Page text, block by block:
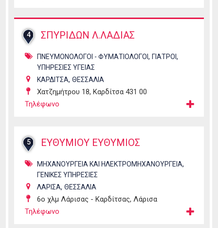
4 ΣΠΥΡΙΔΩΝ Λ.ΛΑΔΙΑΣ
ΠΝΕΥΜΟΝΟΛΟΓΟΙ - ΦΥΜΑΤΙΟΛΟΓΟΙ , ΓΙΑΤΡΟΙ ,
ΥΠΗΡΕΣΙΕΣ ΥΓΕΙΑΣ
ΚΑΡΔΙΤΣΑ, ΘΕΣΣΑΛΙΑ
Χατζημήτρου 18, Καρδίτσα 431 00
Τηλέφωνο
5 ΕΥΘΥΜΙΟΥ ΕΥΘΥΜΙΟΣ
ΜΗΧΑΝΟΥΡΓΕΙΑ ΚΑΙ ΗΛΕΚΤΡΟΜΗΧΑΝΟΥΡΓΕΙΑ,
ΓΕΝΙΚΕΣ ΥΠΗΡΕΣΙΕΣ
ΛΑΡΙΣΑ, ΘΕΣΣΑΛΙΑ
6ο χλμ Λάρισας - Καρδίτσας, Λάρισα
Τηλέφωνο